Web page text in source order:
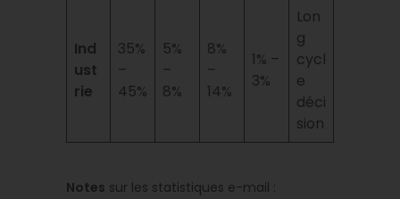
Ind
ust
rie
35%
–
45%
5%
–
8%
8%
–
14%
1% –
3%
Lon
g
cycl
e
déci
sion
Notes sur les statistiques e-mail :